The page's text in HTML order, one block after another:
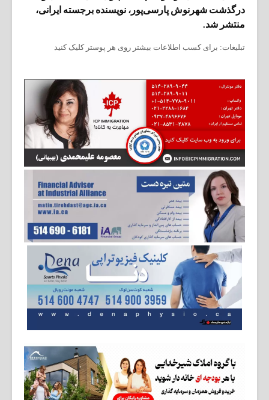
درگذشت شهرنوش پارسی‌پور، نویسنده برجسته ایرانی،
منتشر شد.
تبلیغات: برای کسب اطلاعات بیشتر روی هر پوستر کلیک کنید